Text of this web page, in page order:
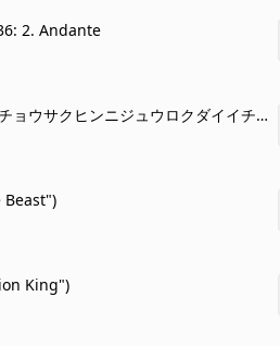
2. Andante
ョウサクヒンニジュウロクダイイチガ
King")